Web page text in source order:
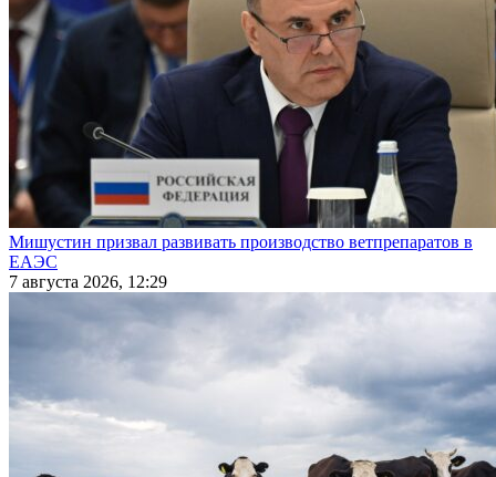
Мишустин призвал развивать производство ветпрепаратов в
ЕАЭС
7 августа 2026, 12:29